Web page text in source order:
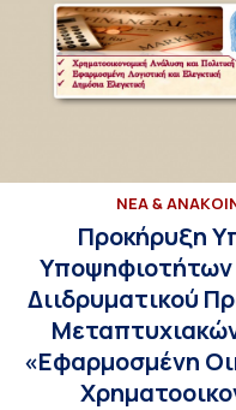
ΝΕΑ &
Προκήρυξη
Διιδρυματικού
«Εφαρμοσμένη